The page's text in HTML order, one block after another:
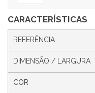
CARACTERÍSTICAS
REFERÊNCIA
DIMENSÃO / LARGURA
COR
Rápido, atendimento 5*.
feita